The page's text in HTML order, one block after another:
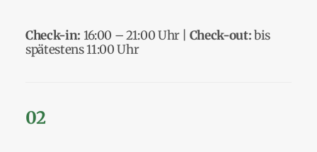
Check-in: 16:00 – 21:00 Uhr | Check-out:bis
spätestens 11:00 Uhr
02